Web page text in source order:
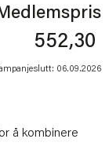
552,30
06.09.2026
å kombinere